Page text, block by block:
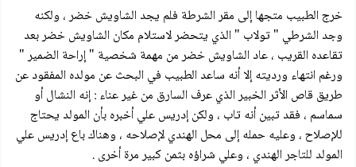
خرج الطبيب متجها إلى مقر الشرطة فلم يجد الشاويش خضر ، ولكنه
وجد الشرطي " تولاب " الذي يتحضر لاستلام مكان الشاويش خضر بعد
تقاعده القريب ، عاد الشاويش خضر من مهمة شخصية " إراحة الضمير "
ورغم انتهاء ورديته إلا أنه ساعد الطبيب في البحث عن مولده المفقود عن
طريق قاص الأثر الخبير الذي عرف السارق من غير عناء : إنه النشال أو
سماسم ، فقد تبين أنه تاب ، ولكن إدريس علي أخبره بأن المولد يحتاج
للإصلاح ، وعليه حمله إلى محل الهندي لإصلاحه ، وهناك باع إدريس علي
المولد للتاجر الهندي ، وعلي شراؤه بثمن كبير مرة أخرى .